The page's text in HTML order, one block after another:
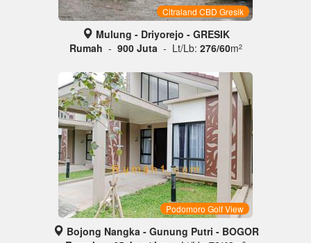
Citraland CBD Gresik
Mulung - Driyorejo - GRESIK
Rumah - 900 Juta - Lt/Lb: 276/60m2
Podomoro Golf View
Bojong Nangka - Gunung Putri - BOGOR